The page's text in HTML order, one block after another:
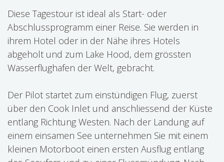
Diese Tagestour ist ideal als Start- oder
Abschlussprogramm einer Reise. Sie werden in
ihrem Hotel oder in der Nähe ihres Hotels
abgeholt und zum Lake Hood, dem grössten
Wasserflughafen der Welt, gebracht.
Der Pilot startet zum einstündigen Flug, zuerst
über den Cook Inlet und anschliessend der Küste
entlang Richtung Westen. Nach der Landung auf
einem einsamen See unternehmen Sie mit einem
kleinen Motorboot einen ersten Ausflug entlang